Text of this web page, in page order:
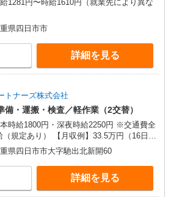
1281円〜時給1610円（就業先により異な
県四日市市
詳細を見る
トナーズ株式会社
備・運搬・検査／軽作業（2交替）
時給1800円・深夜時給2250円 ※交通費全
（規定あり） 【月収例】33.5万円（16日勤
業5h＋深夜48h）
県四日市市大字馳出北新開60
詳細を見る